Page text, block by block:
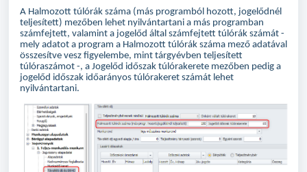
A Halmozott túlórák száma (más programból hozott, jogelődnél
teljesített) mezőben lehet nyilvántartani a más programban
számfejtett, valamint a jogelőd által számfejtett túlórák számát -
mely adatot a program a Halmozott túlórák száma mező adatával
összesítve vesz figyelembe, mint tárgyévben teljesített
túlóraszámot -, a Jogelőd időszak túlórakerete mezőben pedig a
jogelőd időszak időarányos túlórakeret számát lehet
nyilvántartani.